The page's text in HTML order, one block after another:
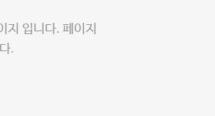
지 입니다. 페이지
.